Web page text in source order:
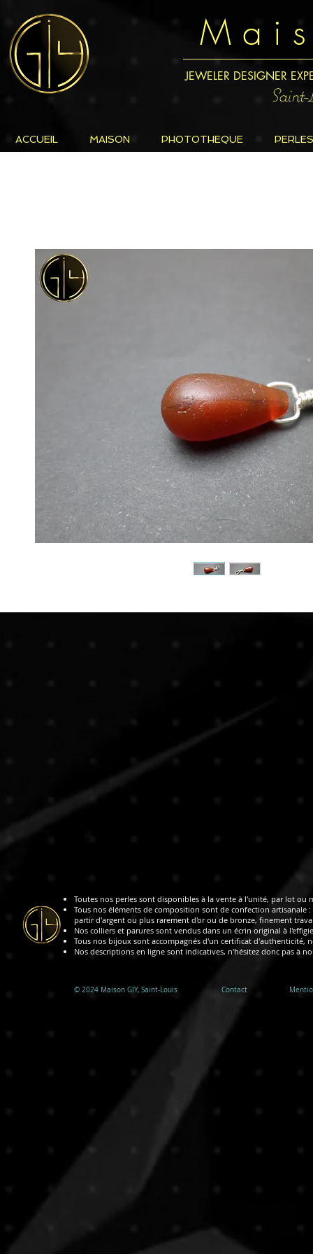
M a i
JEWELER DESIGNER
ACCUEIL MAISON PHOTOTHEQUE PERLES
Toutes nos perles sont disponibles à la vente à l'unité, par lot
Tous nos éléments de composition sont de confection
partir d'argent ou plus rarement d'or ou de bronze, finement
Nos colliers et parures sont vendus dans un écrin original à
Tous nos bijoux sont accompagnés d'un certificat d'authenticité,
Nos descriptions en ligne sont indicatives, n'hésitez donc pas à
© 2024 ​Maison GIY, Saint-Louis Contact